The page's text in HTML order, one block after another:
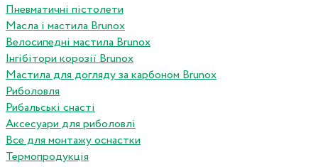
Пневматичні пістолети
Масла і мастила Brunox
Велосипедні мастила Brunox
Інгібітори корозії Brunox
Мастила для догляду за карбоном Brunox
Риболовля
Рибальські снасті
Аксесуари для риболовлі
Все для монтажу оснастки
Термопродукція